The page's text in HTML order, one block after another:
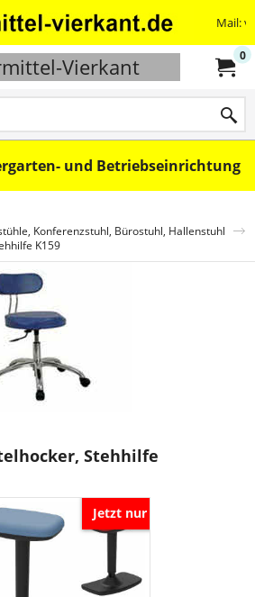
Mail:
Vierkant 0
und Betriebseinrichtung
Konferenzstuhl, Bürostuhl, Hallenstuhl
K159
Stehhilfe
Jetzt nur